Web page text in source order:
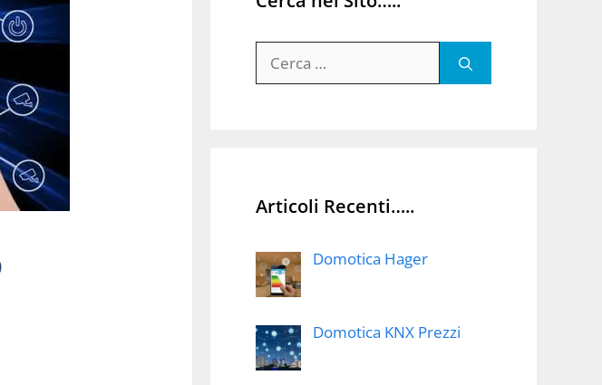
per:
Articoli Recenti…..
Domotica Hager
Domotica KNX Prezzi